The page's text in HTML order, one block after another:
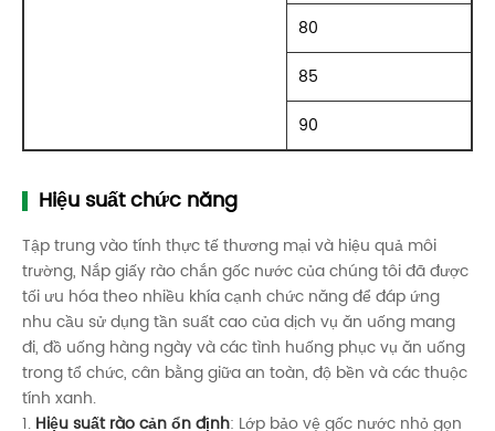
80
85
90
Hiệu suất chức năng
Tập trung vào tính thực tế thương mại và hiệu quả môi
trường, Nắp giấy rào chắn gốc nước của chúng tôi đã được
tối ưu hóa theo nhiều khía cạnh chức năng để đáp ứng
nhu cầu sử dụng tần suất cao của dịch vụ ăn uống mang
đi, đồ uống hàng ngày và các tình huống phục vụ ăn uống
trong tổ chức, cân bằng giữa an toàn, độ bền và các thuộc
tính xanh.
1. Hiệu suất rào cản ổn định: Lớp bảo vệ gốc nước nhỏ gọn